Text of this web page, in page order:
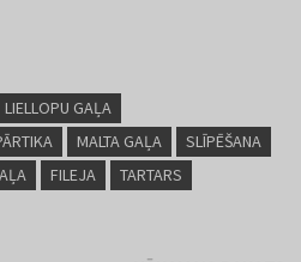
LIELLOPU GAĻA
MALTA GAĻA
SLĪPĒŠANA
FILEJA TARTARS